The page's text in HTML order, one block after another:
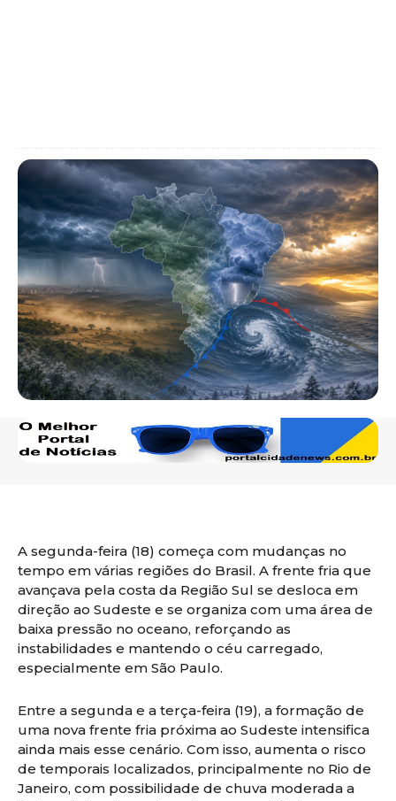
A segunda-feira (18) começa com mudanças no
tempo em várias regiões do Brasil. A frente fria que
avançava pela costa da Região Sul se desloca em
direção ao Sudeste e se organiza com uma área de
baixa pressão no oceano, reforçando as
instabilidades e mantendo o céu carregado,
especialmente em São Paulo.
Entre a segunda e a terça-feira (19), a formação de
uma nova frente fria próxima ao Sudeste intensifica
ainda mais esse cenário. Com isso, aumenta o risco
de temporais localizados, principalmente no Rio de
Janeiro, com possibilidade de chuva moderada a